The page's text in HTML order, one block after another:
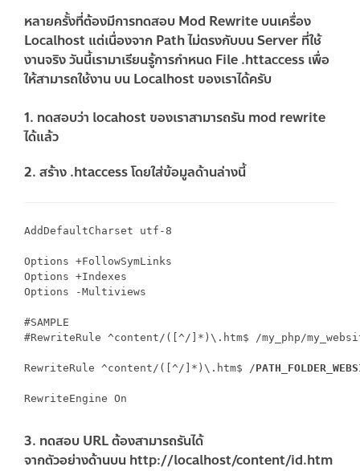
หลายครั้งที่ต้องมีการทดสอบ Mod Rewrite บนเครื่อง
Localhost แต่เนื่องจาก Path ไม่ตรงกับบน Server ที่ใช้
งานจริง วันนี้เรามาเรียนรู้การกำหนด File .httaccess เพื่อ
ให้สามารถใช้งาน บน Localhost ของเราได้ครับ
1. ทดสอบว่า locahost ของเราสามารถรัน mod rewrite
ได้แล้ว
2. สร้าง .htaccess โดยใส่ข้อมูลด้านล่างนี้
AddDefaultCharset utf-8
Options +FollowSymLinks
Options +Indexes
Options -Multiviews
#SAMPLE
#RewriteRule ^content/([^/]*)\.htm$ /my_php/
RewriteRule ^content/([^/]*)\.htm$ /
RewriteEngine On
3. ทดสอบ URL ต้องสามารถรันได้
จากตัวอย่างด้านบน http://localhost/content/id.htm